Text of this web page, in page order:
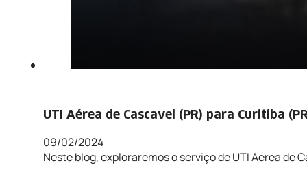
UTI Aérea de Cascavel (PR) para Curitiba
09/02/2024
Neste blog, exploraremos o serviço de UTI Aérea de